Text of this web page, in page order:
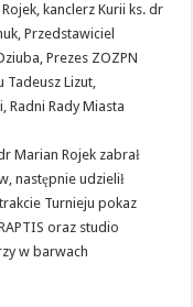
kanclerz Kurii ks. dr
Przedstawiciel
Prezes ZOZPN
Tadeusz Lizut,
Radni Rady Miasta
Marian Rojek zabrał
następnie udzielił
Turnieju pokaz
oraz studio
w barwach